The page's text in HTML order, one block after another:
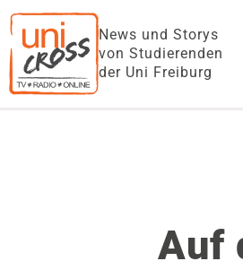
News und Storys
von Studierenden
der Uni Freiburg
Auf